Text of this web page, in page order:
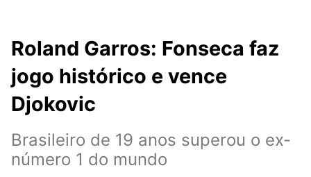
Roland Garros: Fonseca faz
jogo histórico e vence
Djokovic
Brasileiro de 19 anos superou o ex-
número 1 do mundo